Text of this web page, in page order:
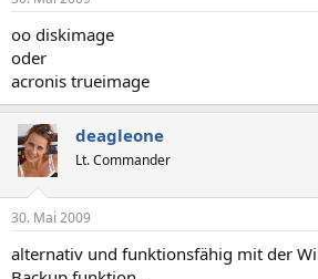
oo diskimage
oder
acronis trueimage
deagleone
Lt. Commander
30. Mai 2009
alternativ und funktionsfähig mit der